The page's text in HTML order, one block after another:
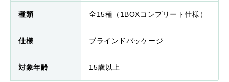
種類 全15種（1BOXコンプリート仕様）
仕様 ブラインドパッケージ
対象年齢 15歳以上